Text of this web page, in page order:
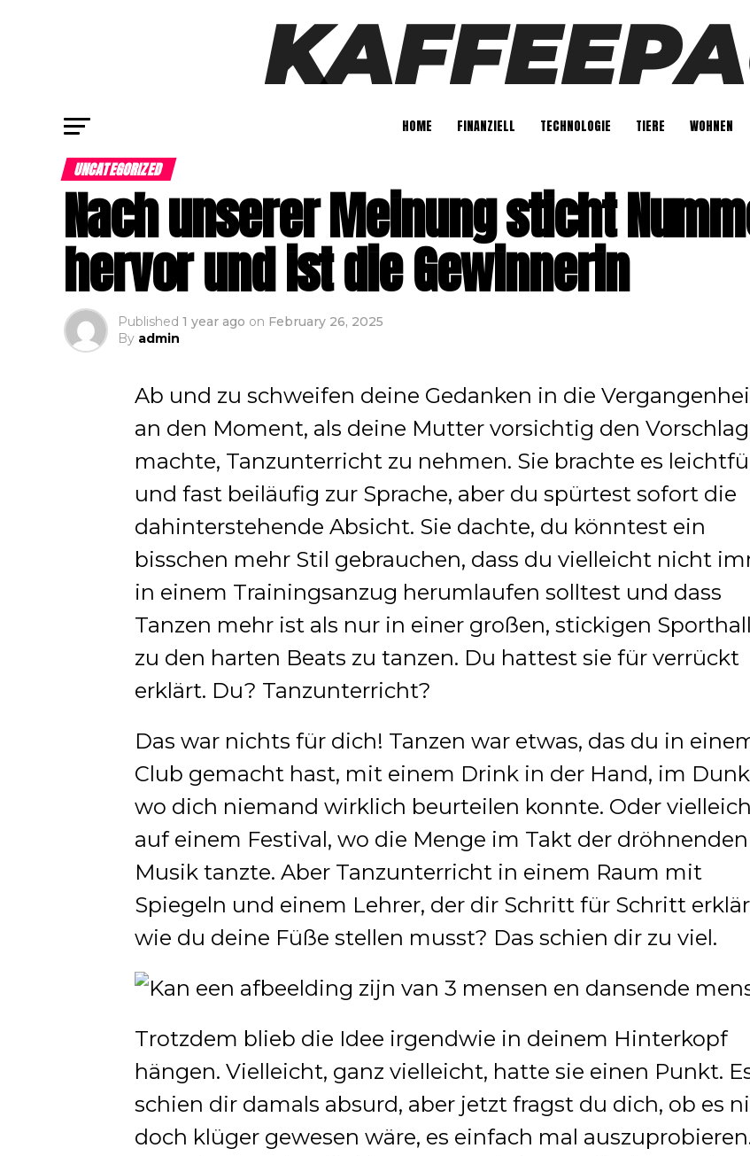
HOME FINANZIELL TECHNOLOGIE TIERE WOHNEN
UNCATEGORIZED
Nach unserer Meinung sticht
hervor und ist die Gewinnerin
Published 1 year ago on February 26, 2025
By admin
Ab und zu schweifen deine Gedanken in die
an den Moment, als deine Mutter vorsichtig den Vorschlag
machte, Tanzunterricht zu nehmen. Sie brachte es
und fast beiläufig zur Sprache, aber du spürtest sofort die
dahinterstehende Absicht. Sie dachte, du könntest ein
bisschen mehr Stil gebrauchen, dass du vielleicht nicht
in einem Trainingsanzug herumlaufen solltest und dass
Tanzen mehr ist als nur in einer großen, stickigen
zu den harten Beats zu tanzen. Du hattest sie für verrückt
erklärt. Du? Tanzunterricht?
Das war nichts für dich! Tanzen war etwas, das du in
Club gemacht hast, mit einem Drink in der Hand, im
wo dich niemand wirklich beurteilen konnte. Oder
auf einem Festival, wo die Menge im Takt der dröhnenden
Musik tanzte. Aber Tanzunterricht in einem Raum mit
Spiegeln und einem Lehrer, der dir Schritt für Schritt
wie du deine Füße stellen musst? Das schien dir zu viel.
Trotzdem blieb die Idee irgendwie in deinem Hinterkopf
hängen. Vielleicht, ganz vielleicht, hatte sie einen Punkt.
schien dir damals absurd, aber jetzt fragst du dich, ob es
doch klüger gewesen wäre, es einfach mal